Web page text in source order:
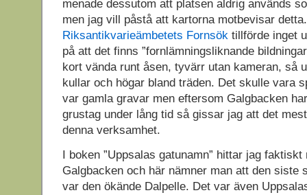
menade dessutom att platsen aldrig används
men jag vill påstå att kartorna motbevisar detta.
Riksantikvarieämbetets Fornsök tillförde inget
på att det finns ”fornlämningsliknande
kort vända runt åsen, tyvärr utan kameran, så
kullar och högar bland träden. Det skulle vara
var gamla gravar men eftersom Galgbacken
grustag under lång tid så gissar jag att det
denna verksamhet.
I boken ”Uppsalas gatunamn” hittar jag faktiskt
Galgbacken och här nämner man att den siste
var den ökände Dalpelle. Det var även